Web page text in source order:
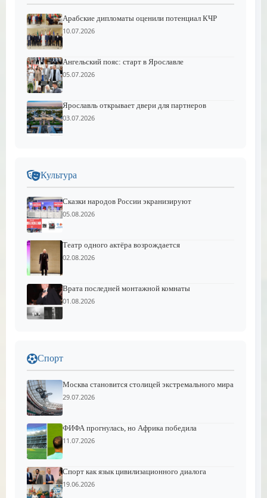
Арабские дипломаты оценили потенциал КЧР
10.07.2026
Ангельский пояс: старт в Ярославле
05.07.2026
Ярославль открывает двери для партнеров
03.07.2026
Культура
Сказки народов России экранизируют
05.08.2026
Театр одного актёра возрождается
02.08.2026
Врата последней монтажной комнаты
01.08.2026
Спорт
Москва становится столицей экстремального мира
29.07.2026
ФИФА прогнулась, но Африка победила
11.07.2026
Спорт как язык цивилизационного диалога
19.06.2026